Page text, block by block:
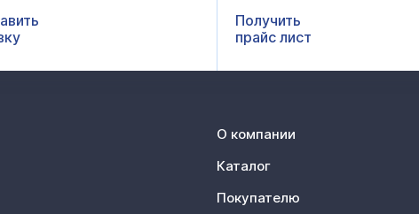
Получить
прайс лист
О компании
Каталог
Покупателю